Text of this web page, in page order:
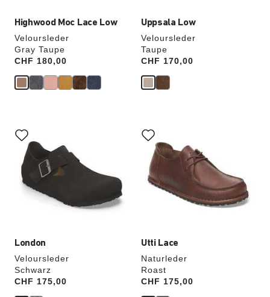
Highwood Moc Lace Low
Veloursleder
Gray Taupe
Price:
CHF 180,00
Uppsala Low
Veloursleder
Taupe
Price:
CHF 170,00
London
Veloursleder
Schwarz
Price:
CHF 175,00
Anklicken
der
Farben
werden
die
Produktbilder
aktualisiert.
Utti Lace
Naturleder
Roast
Price:
CHF 175,00
Anklicken
der
Farben
werden
die
Produktbilder
aktualisiert.